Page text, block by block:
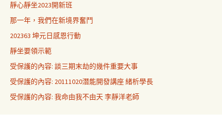
靜心靜坐2023開新班
那一年，我們在新境界奮鬥
202363 坤元日感恩行動
靜坐要領示範
受保護的內容: 談三期末劫的幾件重要大事
受保護的內容: 20111020潛能開發講座 緒析學長
受保護的內容: 我命由我不由天 李靜洋老師